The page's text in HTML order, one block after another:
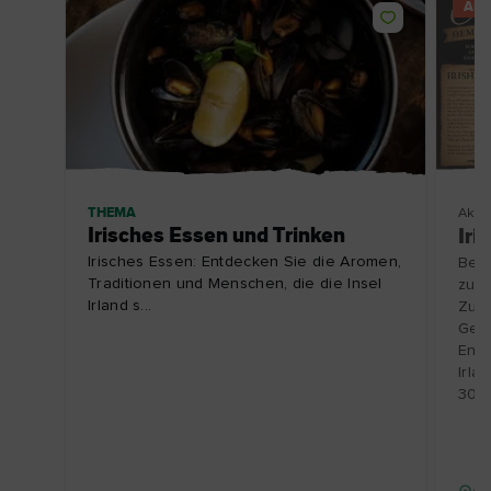
THEMA
Irisches Essen und Trinken
Irisches Essen: Entdecken Sie die Aromen,
Traditionen und Menschen, die die Insel
Irland s...
zu